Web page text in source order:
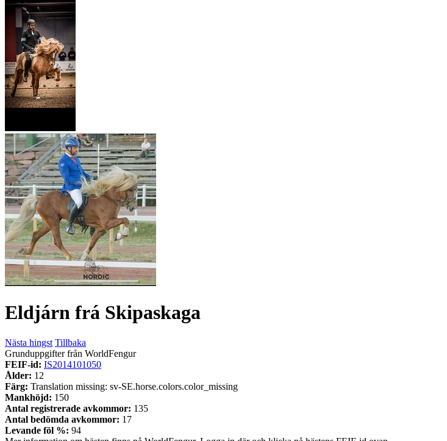
Eldjárn frá Skipaskaga
Nästa hingst Tillbaka
Grunduppgifter från WorldFengur
FEIF-id: IS2014101050
Ålder: 12
Färg: Translation missing: sv-SE.horse.colors.color_missing
Mankhöjd: 150
Antal registrerade avkommor: 135
Antal bedömda avkommor: 17
Levande föl %: 94